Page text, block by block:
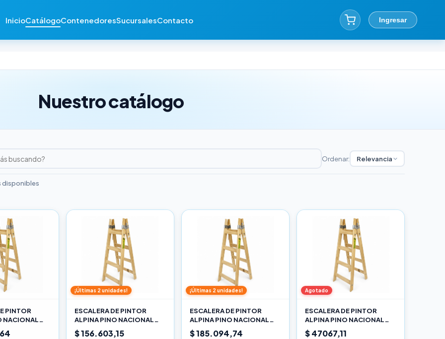
InicioCatálogoContenedoresSucursalesContacto Ingresar
Nuestro catálogo
Ordenar: Relevancia
disponibles
PINTOR
NACIONAL
¡Últimas 2 unidades!
ESCALERA DE PINTOR
ALPINA PINO NACIONAL
3,30M PRO
$ 156.603,15
¡Últimas 2 unidades!
ESCALERA DE PINTOR
ALPINA PINO NACIONAL
3,90M PRO
$ 185.094,74
Agotado
ESCALERA DE PINTOR
ALPINA PINO NACIONAL
1,20M PRO
$ 47067,11